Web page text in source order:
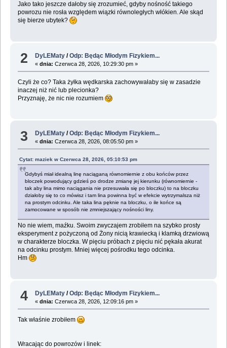
Jako tako jeszcze dałoby się zrozumieć, gdyby nośność takiego
powrozu nie rosła względem wiązki równoległych włókien. Ale skąd
się bierze ubytek?
2 DyLEMaty /Odp: Będąc Młodym Fizykiem...
«dnia: Czerwca 28, 2026, 10:29:30 pm »
Czyli że co? Taka żyłka wędkarska zachowywałaby się w zasadzie
inaczej niż nić lub plecionka?
Przyznaję, że nic nie rozumiem
3 DyLEMaty /Odp: Będąc Młodym Fizykiem...
«dnia: Czerwca 28, 2026, 08:05:50 pm »
Cytat: maziek w Czerwca 28, 2026, 05:10:53 pm
Gdybyś miał idealną linę naciąganą równomiernie z obu końców przez
bloczek powodujący gdzieś po drodze zmianę jej kierunku (równomiernie -
tak aby lina mimo naciągania nie przesuwała się po bloczku) to na bloczku
działoby się to co mówisz i tam lina powinna być w efekcie wytrzymalsza niż
na prostym odcinku. Ale taka lina pęknie na bloczku, o ile końce są
zamocowane w sposób nie zmniejszający nośności liny.
No nie wiem, maźku. Swoim zwyczajem zrobiłem na szybko prosty
eksperyment z pożyczoną od Żony nicią krawiecką i klamką drzwiową
w charakterze bloczka. W pięciu próbach z pięciu nić pękała akurat
na odcinku prostym. Mniej więcej pośrodku tego odcinka.
Hm
4 DyLEMaty /Odp: Będąc Młodym Fizykiem...
«dnia: Czerwca 28, 2026, 12:09:16 pm »
Tak właśnie zrobiłem
Wracając do powrozów i linek: